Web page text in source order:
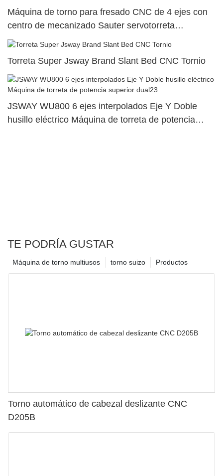
Máquina de torno para fresado CNC de 4 ejes con
centro de mecanizado Sauter servotorreta
SY500/S500/SY300/S30021
Torreta Super Jsway Brand Slant Bed CNC Tornio
JSWAY WU800 6 ejes interpolados Eje Y Doble
husillo eléctrico Máquina de torreta de potencia
TE PODRÍA GUSTAR
Productos
torno suizo
Máquina de torno multiusos
Torno automático de cabezal deslizante CNC
D205B